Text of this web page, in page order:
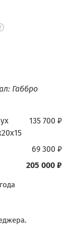
Габбро
135 700 ₽
69 300 ₽
205 000 ₽